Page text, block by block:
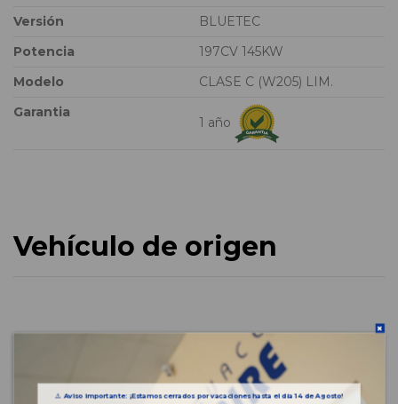
Versión
BLUETEC
Potencia
197CV 145KW
Modelo
CLASE C (W205) LIM.
Garantia
1 año
Vehículo de origen
⚠️Aviso importante: ¡Estamos cerrados por vacaciones hasta el día 14 de Agosto!